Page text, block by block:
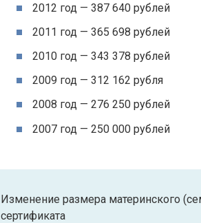
2012 год — 387 640 рублей
2011 год — 365 698 рублей
2010 год — 343 378 рублей
2009 год — 312 162 рубля
2008 год — 276 250 рублей
2007 год — 250 000 рублей
Изменение размера материнского
сертификата